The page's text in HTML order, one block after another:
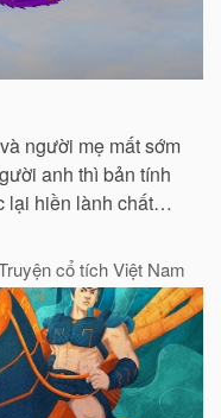
người mẹ mất sớm
anh thì bản tính
lại hiền lành chất
cổ tích Việt Nam